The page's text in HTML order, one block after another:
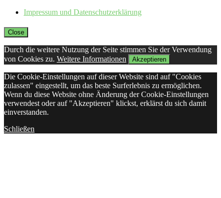
Impressum und Datenschutzerklärung
Close
Durch die weitere Nutzung der Seite stimmen Sie der Verwendung
von Cookies zu. Weitere Informationen Akzeptieren
Die Cookie-Einstellungen auf dieser Website sind auf "Cookies
zulassen" eingestellt, um das beste Surferlebnis zu ermöglichen.
Wenn du diese Website ohne Änderung der Cookie-Einstellungen
verwendest oder auf "Akzeptieren" klickst, erklärst du sich damit
einverstanden.
Schließen